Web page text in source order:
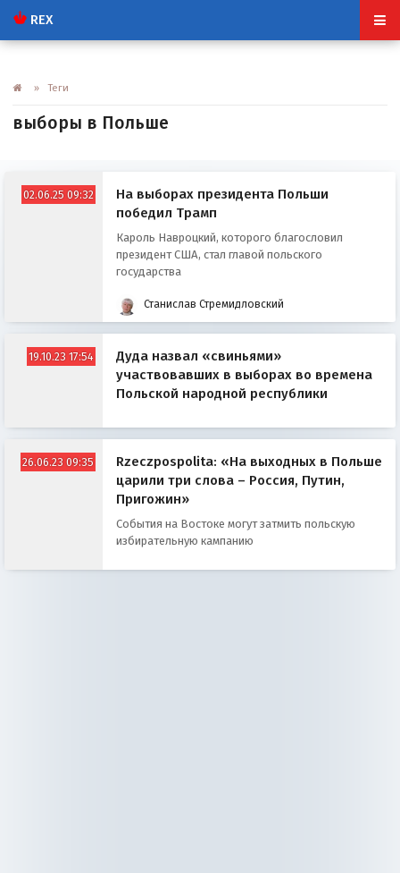
REX
» Теги
выборы в Польше
02.06.25 09:32
На выборах президента Польши
победил Трамп
Кароль Навроцкий, которого благословил
президент США, стал главой польского
государства
Станислав Стремидловский
19.10.23 17:54
Дуда назвал «свиньями»
участвовавших в выборах во времена
Польской народной республики
26.06.23 09:35
Rzeczpospolita: «На выходных в Польше
царили три слова – Россия, Путин,
Пригожин»
События на Востоке могут затмить польскую
избирательную кампанию